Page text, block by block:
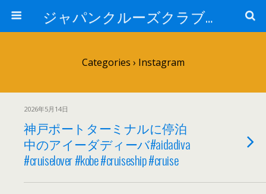
ジャパンクルーズクラブ トピック
Categories › Instagram
2026年5月14日
神戸ポートターミナルに停泊
中のアイーダディーバ#aidadiva
#cruiselover #kobe #cruiseship #cruise